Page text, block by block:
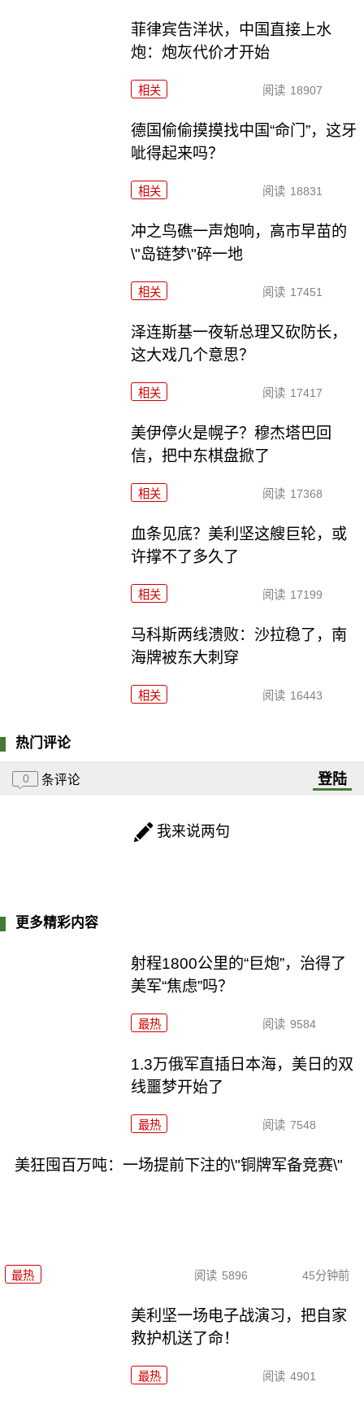
菲律宾告洋状，中国直接上水
炮：炮灰代价才开始
相关 阅读 18907
德国偷偷摸摸找中国“命门”，这牙
呲得起来吗？
相关 阅读 18831
冲之鸟礁一声炮响，高市早苗的
\"岛链梦\"碎一地
相关 阅读 17451
泽连斯基一夜斩总理又砍防长，
这大戏几个意思？
相关 阅读 17417
美伊停火是幌子？穆杰塔巴回
信，把中东棋盘掀了
相关 阅读 17368
血条见底？美利坚这艘巨轮，或
许撑不了多久了
相关 阅读 17199
马科斯两线溃败：沙拉稳了，南
海牌被东大刺穿
相关 阅读 16443
热门评论
0 条评论 登陆
我来说两句
更多精彩内容
射程1800公里的“巨炮”，治得了
美军“焦虑”吗？
最热 阅读 9584
1.3万俄军直插日本海，美日的双
线噩梦开始了
最热 阅读 7548
美狂囤百万吨：一场提前下注的\"铜牌军备竞赛\"
最热 阅读 5896 45分钟前
美利坚一场电子战演习，把自家
救护机送了命！
最热 阅读 4901